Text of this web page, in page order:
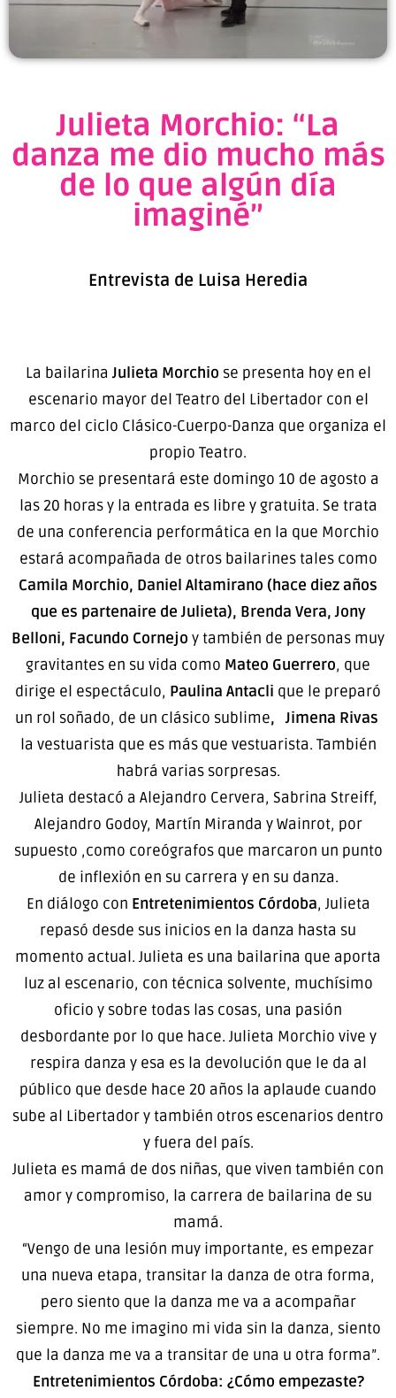
Julieta Morchio: “La
danza me dio mucho más
de lo que algún día
imaginé”
Entrevista de Luisa Heredia
La bailarinaJulieta Morchio se presenta hoy en el
escenario mayor del Teatro del Libertador con el
marco del ciclo Clásico-Cuerpo-Danza que organiza el
propio Teatro.
Morchio se presentará este domingo 10 de agosto a
las 20 horas y la entrada es libre y gratuita. Se trata
de una conferencia performática en la que Morchio
estará acompañada de otros bailarines tales como
Camila Morchio, Daniel Altamirano (hace diez años
que es partenaire de Julieta), Brenda Vera, Jony
Belloni, Facundo Cornejo y también de personas muy
gravitantes en su vida como Mateo Guerrero, que
dirige el espectáculo, Paulina Antacli que le preparó
un rol soñado, de un clásico sublime, Jimena Rivas
la vestuarista que es más que vestuarista. También
habrá varias sorpresas.
Julieta destacó a Alejandro Cervera, Sabrina Streiff,
Alejandro Godoy, Martín Miranda y Wainrot, por
supuesto ,como coreógrafos que marcaron un punto
de inflexión en su carrera y en su danza.
En diálogo con Entretenimientos Córdoba, Julieta
repasó desde sus inicios en la danza hasta su
momento actual. Julieta es una bailarina que aporta
luz al escenario, con técnica solvente, muchísimo
oficio y sobre todas las cosas, una pasión
desbordante por lo que hace. Julieta Morchio vive y
respira danza y esa es la devolución que le da al
público que desde hace 20 años la aplaude cuando
sube al Libertador y también otros escenarios dentro
y fuera del país.
Julieta es mamá de dos niñas, que viven también con
amor y compromiso, la carrera de bailarina de su
mamá.
“Vengo de una lesión muy importante, es empezar
una nueva etapa, transitar la danza de otra forma,
pero siento que la danza me va a acompañar
siempre. No me imagino mi vida sin la danza, siento
que la danza me va a transitar de una u otra forma”.
Entretenimientos Córdoba: ¿Cómo empezaste?